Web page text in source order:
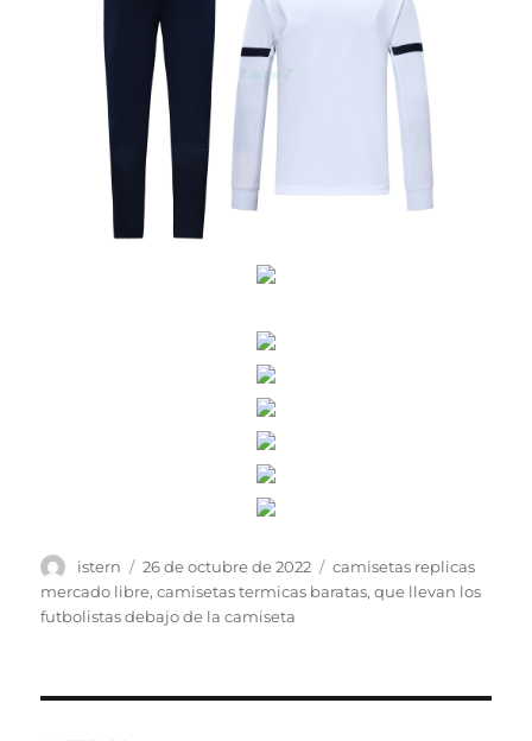
Autor
istern
Publicado
el
26 de octubre de 2022 Etiquetas
camisetas replicas
mercado libre,camisetas termicas baratas,que llevan los
futbolistas debajo de la camiseta